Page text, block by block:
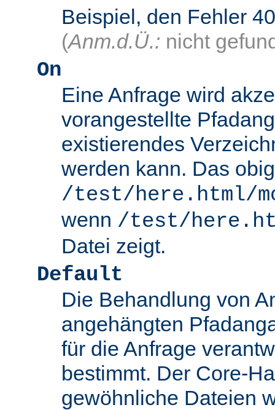
Beispiel, den Fehler
(Anm.d.Ü.: nicht
On
Eine Anfrage wird
vorangestellte
existierendes
werden kann. Das
/test/here.html/
wenn /test/
Datei zeigt.
Default
Die Behandlung von
angehängten
für die Anfrage
bestimmt. Der Core-
gewöhnliche Dateien